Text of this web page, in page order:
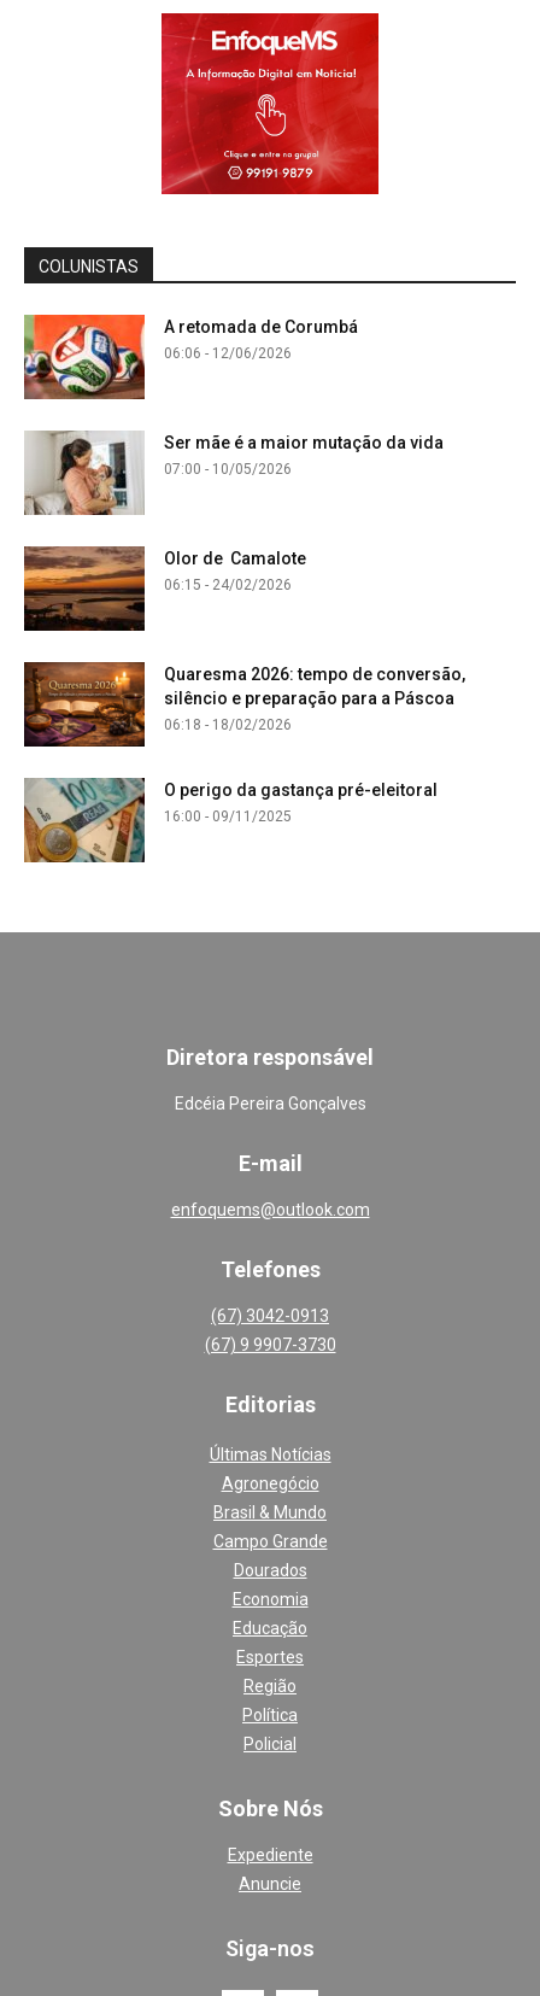
COLUNISTAS
A retomada de Corumbá
06:06 - 12/06/2026
Ser mãe é a maior mutação da vida
07:00 - 10/05/2026
Olor de Camalote
06:15 - 24/02/2026
Quaresma 2026: tempo de conversão,
silêncio e preparação para a Páscoa
06:18 - 18/02/2026
O perigo da gastança pré-eleitoral
16:00 - 09/11/2025
Diretora responsável
Edcéia Pereira Gonçalves
E-mail
enfoquems@outlook.com
Telefones
(67) 3042-0913
(67) 9 9907-3730
Editorias
Últimas Notícias
Agronegócio
Brasil & Mundo
Campo Grande
Dourados
Economia
Educação
Esportes
Região
Política
Policial
Sobre Nós
Expediente
Anuncie
Siga-nos